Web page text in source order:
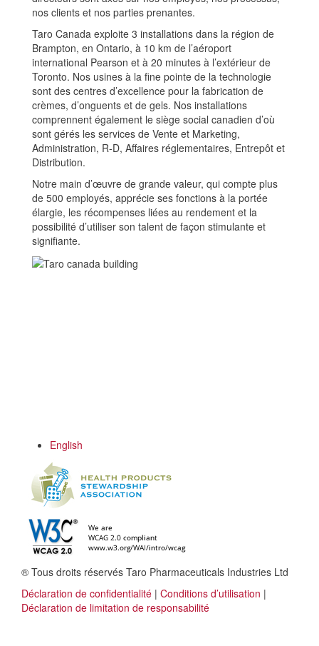
nos clients et nos parties prenantes.
Taro Canada exploite 3 installations dans la région de
Brampton, en Ontario, à 10 km de l’aéroport
international Pearson et à 20 minutes à l’extérieur de
Toronto. Nos usines à la fine pointe de la technologie
sont des centres d’excellence pour la fabrication de
crèmes, d’onguents et de gels. Nos installations
comprennent également le siège social canadien d’où
sont gérés les services de Vente et Marketing,
Administration, R-D, Affaires réglementaires, Entrepôt et
Distribution.
Notre main d’œuvre de grande valeur, qui compte plus
de 500 employés, apprécie ses fonctions à la portée
élargie, les récompenses liées au rendement et la
possibilité d’utiliser son talent de façon stimulante et
signifiante.
English
® Tous droits réservés Taro Pharmaceuticals Industries Ltd
Déclaration de confidentialité | Conditions d’utilisation |
Déclaration de limitation de responsabilité